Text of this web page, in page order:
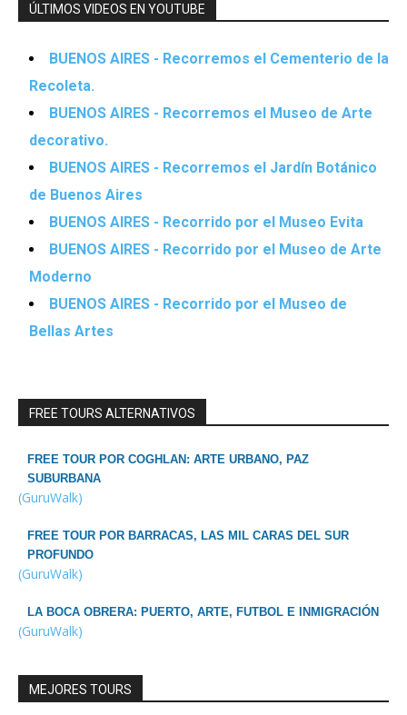
ÚLTIMOS VIDEOS EN YOUTUBE
BUENOS AIRES - Recorremos el Cementerio de la
Recoleta.
BUENOS AIRES - Recorremos el Museo de Arte
decorativo.
BUENOS AIRES - Recorremos el Jardín Botánico
de Buenos Aires
BUENOS AIRES - Recorrido por el Museo Evita
BUENOS AIRES - Recorrido por el Museo de Arte
Moderno
BUENOS AIRES - Recorrido por el Museo de
Bellas Artes
FREE TOURS ALTERNATIVOS
FREE TOUR POR COGHLAN: ARTE URBANO, PAZ
SUBURBANA
(GuruWalk)
FREE TOUR POR BARRACAS, LAS MIL CARAS DEL SUR
PROFUNDO
(GuruWalk)
LA BOCA OBRERA: PUERTO, ARTE, FUTBOL E INMIGRACIÓN
(GuruWalk)
MEJORES TOURS